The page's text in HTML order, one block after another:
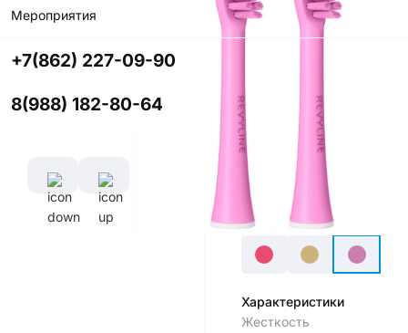
Мероприятия
+7(862) 227-09-90
8(988) 182-80-64
Купить в
приложении
Цвет
Характеристики
Жесткость